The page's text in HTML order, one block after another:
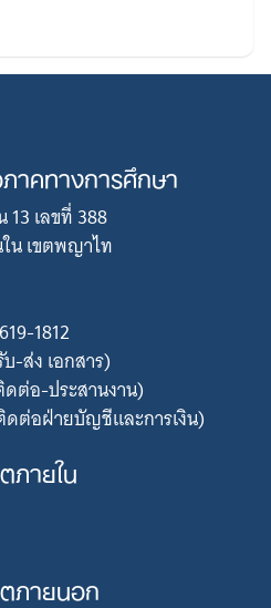
าคทางการศึกษา
13 เลขที่ 388
น เขตพญาไท
1812
-ส่ง เอกสาร)
ดต่อ-ประสานงาน)
ดต่อฝ่ายบัญชีและการเงิน)
ภายใน
ภายนอก